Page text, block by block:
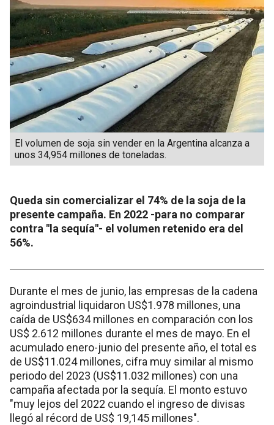
El volumen de soja sin vender en la Argentina alcanza a
unos 34,954 millones de toneladas.
Queda sin comercializar el 74% de la soja de la
presente campaña. En 2022 -para no comparar
contra "la sequía"- el volumen retenido era del
56%.
Durante el mes de junio, las empresas de la cadena
agroindustrial liquidaron US$1.978 millones, una
caída de US$634 millones en comparación con los
US$ 2.612 millones durante el mes de mayo. En el
acumulado enero-junio del presente año, el total es
de US$11.024 millones, cifra muy similar al mismo
periodo del 2023 (US$11.032 millones) con una
campaña afectada por la sequía. El monto estuvo
"muy lejos del 2022 cuando el ingreso de divisas
llegó al récord de US$ 19,145 millones".